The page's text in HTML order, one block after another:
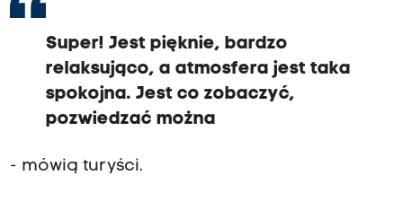
Super! Jest pięknie, bardzo
relaksująco, a atmosfera jest taka
spokojna. Jest co zobaczyć,
pozwiedzać można
- mówią turyści.